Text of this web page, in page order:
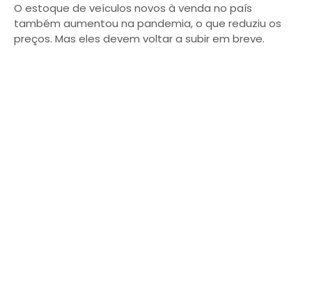
O estoque de veículos novos à venda no país
também aumentou na pandemia, o que reduziu os
preços. Mas eles devem voltar a subir em breve.